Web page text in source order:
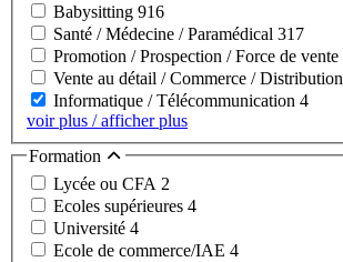
Babysitting 916
Santé / Médecine / Paramédical 317
Promotion / Prospection / Force de vente
Vente au détail / Commerce / Distribution
Informatique / Télécommunication 4
voir plus / afficher plus
Formation
Lycée ou CFA 2
Ecoles supérieures 4
Université 4
Ecole de commerce/IAE 4